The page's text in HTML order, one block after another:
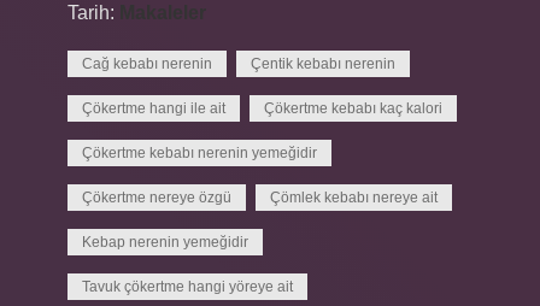
Tarih:
Cağ kebabı nerenin Çentik kebabı nerenin
Çökertme hangi ile ait Çökertme kebabı kaç kalori
Çökertme kebabı nerenin yemeğidir
Çökertme nereye özgü Çömlek kebabı nereye ait
Kebap nerenin yemeğidir
Tavuk çökertme hangi yöreye ait